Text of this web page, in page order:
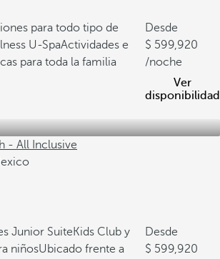
para todo tipo de
U-SpaActividades e
para toda la familia
Desde
599,920
/noche
Ver
disponibilidad
- All Inclusive
Junior SuiteKids Club y
niñosUbicado frente a
Desde
599,920